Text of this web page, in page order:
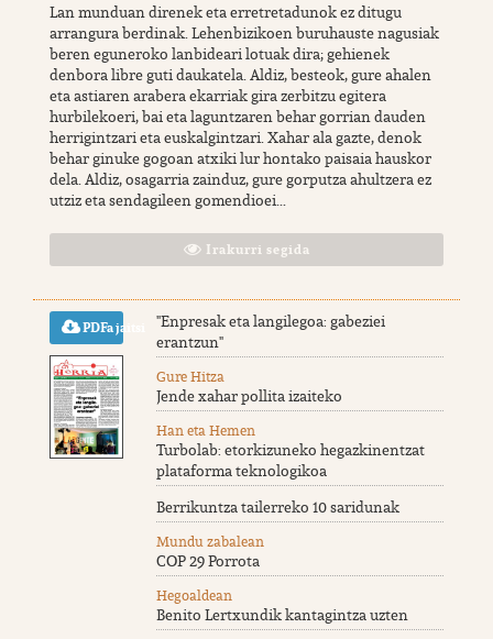
Lan munduan direnek eta erretretadunok ez ditugu
arrangura berdinak. Lehenbizikoen buruhauste nagusiak
beren eguneroko lanbideari lotuak dira; gehienek
denbora libre guti daukatela. Aldiz, besteok, gure ahalen
eta astiaren arabera ekarriak gira zerbitzu egitera
hurbilekoeri, bai eta laguntzaren behar gorrian dauden
herrigintzari eta euskalgintzari. Xahar ala gazte, denok
behar ginuke gogoan atxiki lur hontako paisaia hauskor
dela. Aldiz, osagarria zainduz, gure gorputza ahultzera ez
utziz eta sendagileen gomendioei...
Irakurri segida
PDFa jaitsi
"Enpresak eta langilegoa: gabeziei
erantzun"
Gure Hitza
Jende xahar pollita izaiteko
Han eta Hemen
Turbolab: etorkizuneko hegazkinentzat
plataforma teknologikoa
Berrikuntza tailerreko 10 saridunak
Mundu zabalean
COP 29 Porrota
Hegoaldean
Benito Lertxundik kantagintza uzten